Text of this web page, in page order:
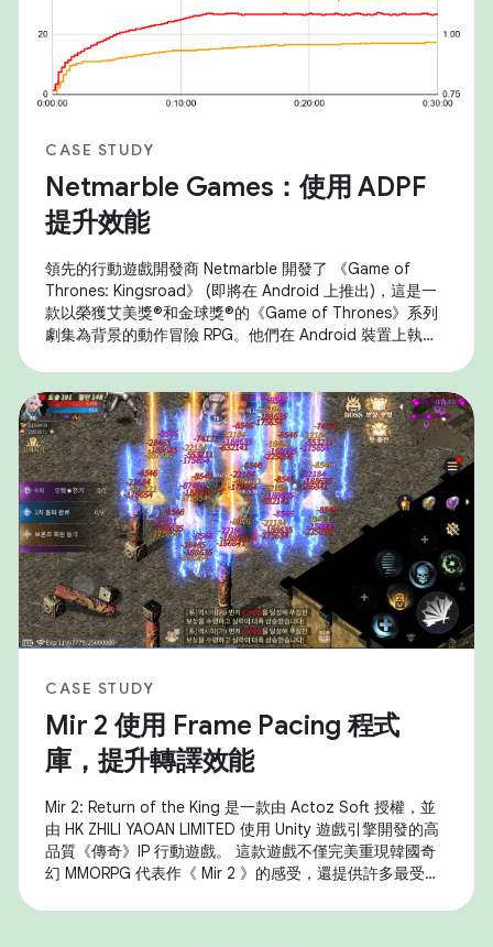
CASE STUDY
Netmarble Games：使用 ADPF
提升效能
領先的行動遊戲開發商 Netmarble 開發了 《Game of
Thrones: Kingsroad》 (即將在 Android 上推出)，這是一
款以榮獲艾美獎®和金球獎®的《Game of Thrones》系列
劇集為背景的動作冒險 RPG。他們在 Android 裝置上執行
能和使用者體驗。為解決這個問題，他們策略性地運用了
Android 自適應效能架構 (ADPF) ，並實施以解析度縮放和
動態影格速率調整為重點的最佳化調整。
CASE STUDY
Mir 2 使用 Frame Pacing 程式
庫，提升轉譯效能
Mir 2: Return of the King 是一款由 Actoz Soft 授權，並
由 HK ZHILI YAOAN LIMITED 使用 Unity 遊戲引擎開發的高
品質《傳奇》IP 行動遊戲。 這款遊戲不僅完美重現韓國奇
幻 MMORPG 代表作《 Mir 2 》的感受，還提供許多最受歡
遊戲內容。 這款遊戲使用 Android Frame Pacing 程式庫